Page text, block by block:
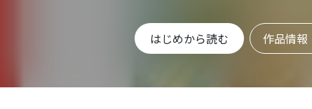
はじめから読む 作品情報